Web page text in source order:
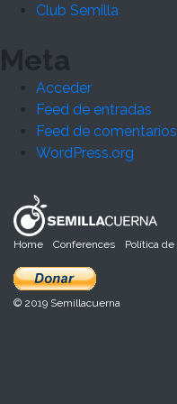
Club Semilla
Meta
Acceder
Feed de entradas
Feed de comentarios
WordPress.org
Home Conferences Política
© 2019 Semillacuerna